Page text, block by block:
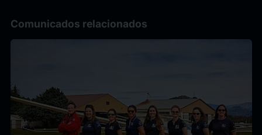
Comunicados relacionados